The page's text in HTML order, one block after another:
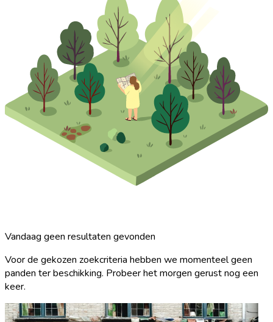
Vandaag geen resultaten gevonden
Voor de gekozen zoekcriteria hebben we momenteel geen
panden ter beschikking. Probeer het morgen gerust nog een
keer.